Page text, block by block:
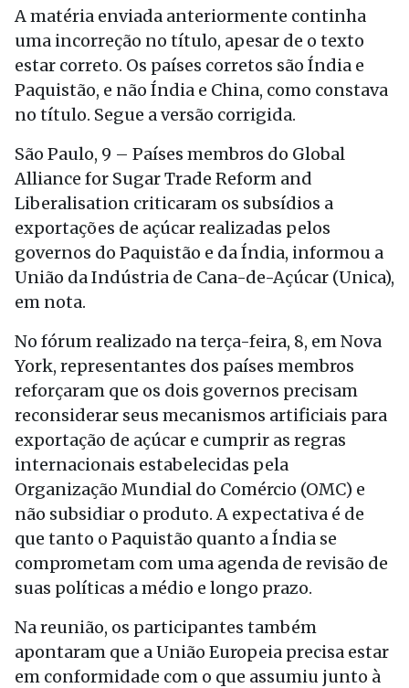
A matéria enviada anteriormente continha
uma incorreção no título, apesar de o texto
estar correto. Os países corretos são Índia e
Paquistão, e não Índia e China, como constava
no título. Segue a versão corrigida.
São Paulo, 9 – Países membros do Global
Alliance for Sugar Trade Reform and
Liberalisation criticaram os subsídios a
exportações de açúcar realizadas pelos
governos do Paquistão e da Índia, informou a
União da Indústria de Cana-de-Açúcar (Unica),
em nota.
No fórum realizado na terça-feira, 8, em Nova
York, representantes dos países membros
reforçaram que os dois governos precisam
reconsiderar seus mecanismos artificiais para
exportação de açúcar e cumprir as regras
internacionais estabelecidas pela
Organização Mundial do Comércio (OMC) e
não subsidiar o produto. A expectativa é de
que tanto o Paquistão quanto a Índia se
comprometam com uma agenda de revisão de
suas políticas a médio e longo prazo.
Na reunião, os participantes também
apontaram que a União Europeia precisa estar
em conformidade com o que assumiu junto à